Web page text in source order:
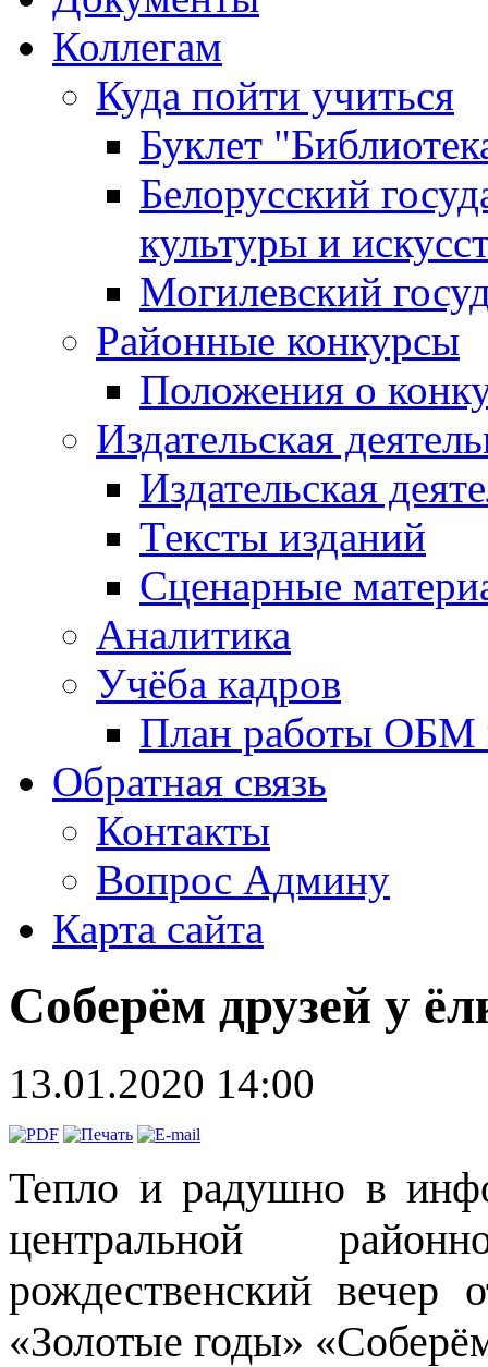
Коллегам
Куда пойти учиться
Буклет
Белорусский
культуры и
Могилевский
Районные конкурсы
Положения о
Издательская
Издательская
Тексты изданий
Сценарные
Аналитика
Учёба кадров
План работы ОБМ
Обратная связь
Контакты
Вопрос Админу
Карта сайта
Соберём друзей у
13.01.2020 14:00
Тепло и радушно в
центральной
рождественский вечер
«Золотые годы»